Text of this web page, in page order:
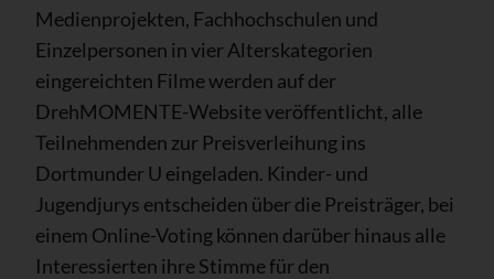
Medienprojekten, Fachhochschulen und
Einzelpersonen in vier Alterskategorien
eingereichten Filme werden auf der
DrehMOMENTE-Website veröffentlicht, alle
Teilnehmenden zur Preisverleihung ins
Dortmunder U eingeladen. Kinder- und
Jugendjurys entscheiden über die Preisträger, bei
einem Online-Voting können darüber hinaus alle
Interessierten ihre Stimme für den